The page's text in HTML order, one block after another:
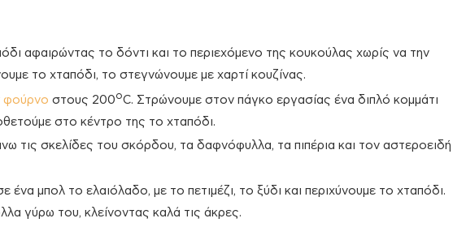
αφαιρώντας το δόντι και το περιεχόμενο της κουκούλας χωρίς να την
το χταπόδι, το στεγνώνουμε με χαρτί κουζίνας.
φούρνο στους 200οC. Στρώνουμε στον πάγκο εργασίας ένα διπλό κομμάτι
στο κέντρο της το χταπόδι.
τις σκελίδες του σκόρδου, τα δαφνόφυλλα, τα πιπέρια και τον αστεροειδή
ένα μπολ το ελαιόλαδο, με το πετιμέζι, το ξύδι και περιχύνουμε το χταπόδι.
γύρω του, κλείνοντας καλά τις άκρες.